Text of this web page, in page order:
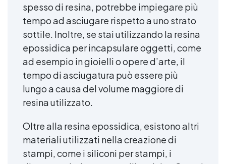
spesso di resina, potrebbe impiegare più
tempo ad asciugare rispetto a uno strato
sottile. Inoltre, se stai utilizzando la resina
epossidica per incapsulare oggetti, come
ad esempio in gioielli o opere d’arte, il
tempo di asciugatura può essere più
lungo a causa del volume maggiore di
resina utilizzato.
Oltre alla resina epossidica, esistono altri
materiali utilizzati nella creazione di
stampi, come i siliconi per stampi, i